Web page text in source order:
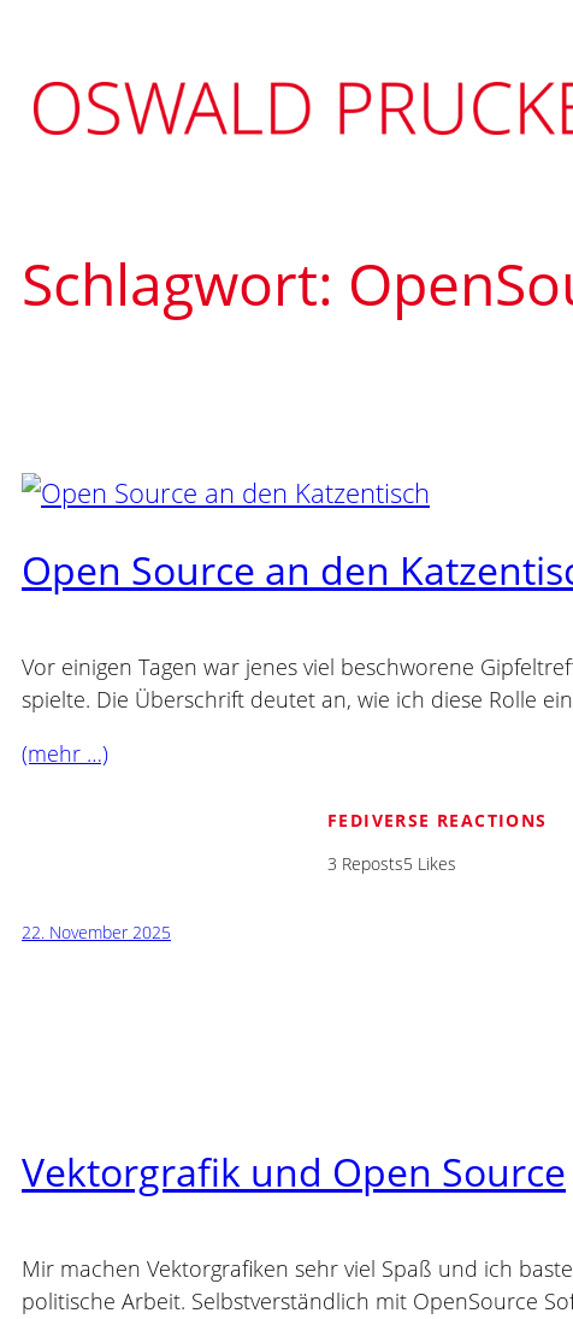
springen
Schlagwort:
Open Source an den
Vor einigen Tagen war jenes viel beschworene
spielte. Die Überschrift deutet an, wie ich diese Rolle
(mehr …)
FEDIVERSE REACTIONS
3 Reposts5 Likes
22. November 2025
Vektorgrafik und Open Source
Mir machen Vektorgrafiken sehr viel Spaß und ich
politische Arbeit. Selbstverständlich mit OpenSource